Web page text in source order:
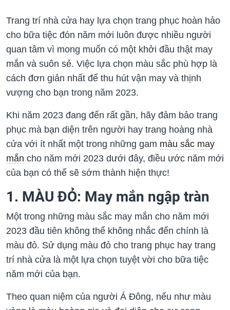
Trang trí nhà cửa hay lựa chọn trang phục hoàn hảo
cho bữa tiệc đón năm mới luôn được nhiều người
quan tâm vì mong muốn có một khởi đầu thật may
mắn và suôn sẻ. Việc lựa chọn màu sắc phù hợp là
cách đơn giản nhất để thu hút vận may và thịnh
vượng cho bạn trong năm 2023.
Khi năm 2023 đang đến rất gần, hãy đảm bảo trang
phục mà bạn diện trên người hay trang hoàng nhà
cửa với ít nhất một trong những gam màu sắc may
mắn cho năm mới 2023 dưới đây, điều ước năm mới
của bạn có thể sẽ sớm thành hiện thực!
1. MÀU ĐỎ: May mắn ngập tràn
Một trong những màu sắc may mắn cho năm mới
2023 đầu tiên không thể không nhắc đến chính là
màu đỏ. Sử dụng màu đỏ cho trang phục hay trang
trí nhà cửa là một lựa chọn tuyệt vời cho bữa tiệc
năm mới của bạn.
Theo quan niệm của người Á Đông, nếu như màu